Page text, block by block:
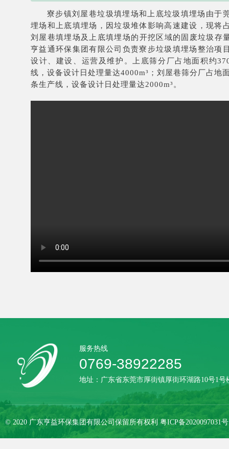
寮步镇刘屋巷垃圾填埋场和上底垃圾填埋场由于
埋场和上底填埋场，因垃圾堆体影响高速建设，现将
刘屋巷填埋场及上底填埋场的开挖区域的固废垃圾存
亨益通环保集团有限公司负责寮步垃圾填埋场整治项
设计、建设、运营及维护。上底筛分厂占地面积约
线，设备设计日处理量达4000m³；刘屋巷筛分厂占地
条生产线，设备设计日处理量达2000m³。
服务热线
0769-38922285
地址：广东省东莞市厚街镇厚街环湖路10号1号
© 2020 广东亨益环保集团有限公司保留所有权利 粤ICP备2020097031号